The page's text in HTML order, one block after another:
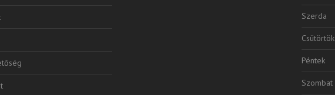
Szerda
Csütörtök
Péntek
Szombat